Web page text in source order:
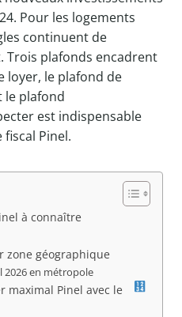
Pour les logements
continuent de
Trois plafonds encadrent
loyer, le plafond de
le plafond
est indispensable
fiscal Pinel.
à connaître
zone géographique
2026 en métropole
maximal Pinel avec le